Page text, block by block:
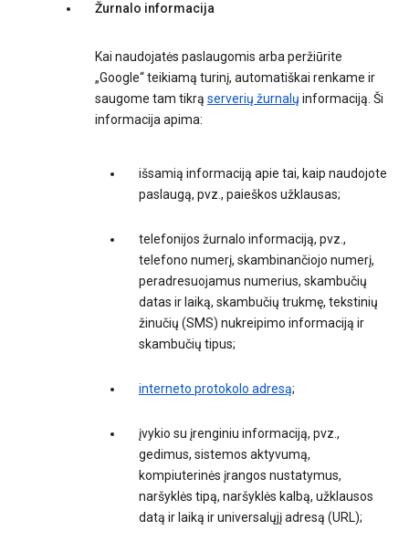
Žurnalo informacija
Kai naudojatės paslaugomis arba peržiūrite
„Google“ teikiamą turinį, automatiškai renkame ir
saugome tam tikrą serverių žurnalų informaciją. Ši
informacija apima:
išsamią informaciją apie tai, kaip naudojote
paslaugą, pvz., paieškos užklausas;
telefonijos žurnalo informaciją, pvz.,
telefono numerį, skambinančiojo numerį,
peradresuojamus numerius, skambučių
datas ir laiką, skambučių trukmę, tekstinių
žinučių (SMS) nukreipimo informaciją ir
skambučių tipus;
interneto protokolo adresą;
įvykio su įrenginiu informaciją, pvz.,
gedimus, sistemos aktyvumą,
kompiuterinės įrangos nustatymus,
naršyklės tipą, naršyklės kalbą, užklausos
datą ir laiką ir universalųjį adresą (URL);